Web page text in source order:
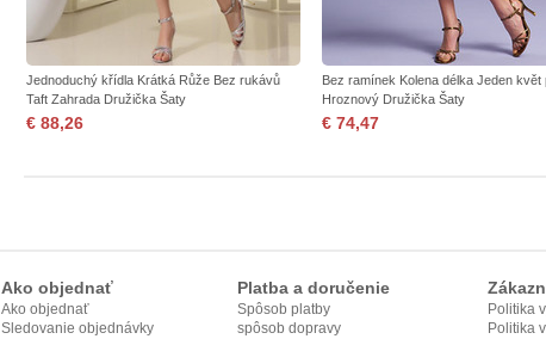
Jednoduchý křídla Krátká Růže Bez rukávů
Taft Zahrada Družička Šaty
€ 88,26
Bez ramínek Kolena délka Jeden květ
Hroznový Družička Šaty
€ 74,47
Ako objednať
Ako objednať
Sledovanie objednávky
Platba a doručenie
Spôsob platby
spôsob dopravy
Politika
Politika